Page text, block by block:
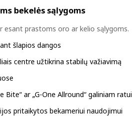
bekelės sąlygoms
esant prastoms oro ar kelio sąlygoms.
šlapios dangos
centre užtikrina stabilų važiavimą
ar „G-One Allround“ galiniam ratui
pritaikytos bekameriui naudojimui